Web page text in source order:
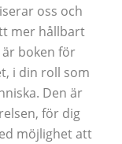
oss och
mer hållbart
boken för
i din roll som
Den är
för dig
möjlighet att